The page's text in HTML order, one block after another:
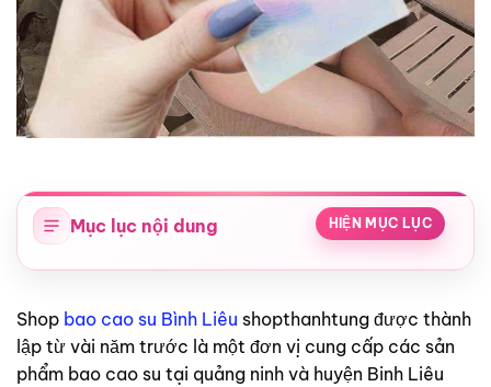
Mục lục nội dung HIỆN MỤC LỤC
Shop bao cao su Bình Liêu shopthanhtung được thành
lập từ vài năm trước là một đơn vị cung cấp các sản
phẩm bao cao su tại quảng ninh và huyện Binh Liêu